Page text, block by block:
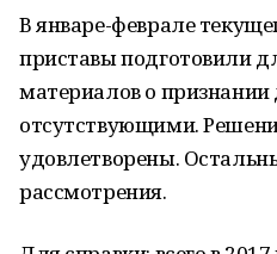
В январе-феврале
приставы подготовили
материалов о признании
отсутствующими.
удовлетворены.
рассмотрения.